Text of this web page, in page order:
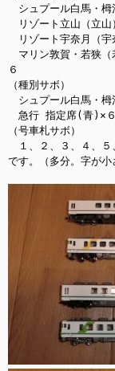
シュプール白馬・栂
リゾート立山（立山
リゾート宇奈月（宇
マリン敦賀・若狭（
６
（種別サボ）
シュプール白馬・
急行 指定席(青)×６
（号車札サボ）
１、２、３、４、５
です。（多分。字が